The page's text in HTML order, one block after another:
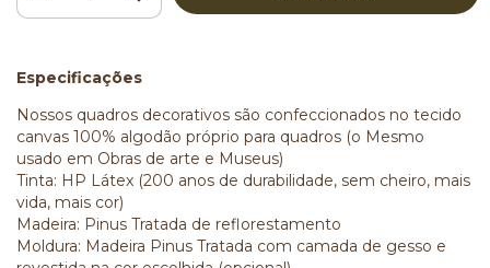
Especificações
Nossos quadros decorativos são confeccionados no tecido
canvas 100% algodão próprio para quadros (o Mesmo
usado em Obras de arte e Museus)
Tinta: HP Látex (200 anos de durabilidade, sem cheiro, mais
vida, mais cor)
Madeira: Pinus Tratada de reflorestamento
Moldura: Madeira Pinus Tratada com camada de gesso e